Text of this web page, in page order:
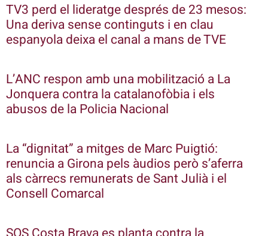
TV3 perd el lideratge després de 23 mesos:
Una deriva sense continguts i en clau
espanyola deixa el canal a mans de TVE
L’ANC respon amb una mobilització a La
Jonquera contra la catalanofòbia i els
abusos de la Policia Nacional
La “dignitat” a mitges de Marc Puigtió:
renuncia a Girona pels àudios però s’aferra
als càrrecs remunerats de Sant Julià i el
Consell Comarcal